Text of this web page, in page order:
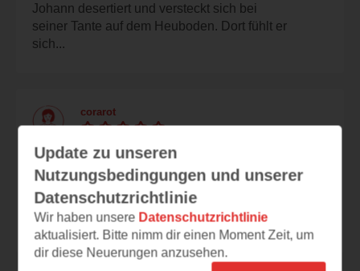
Johann desertiert und versteckt sich bei
seiner Tante auf dem Heuboden. Dort fühlt er
sich...
corarot
tragisch und spannend
Das Ende der Leseprobe ist wirklich gemein.
Schon während des Lesens ist die Angst
förmlich...
Update zu unseren
Nutzungsbedingungen und unserer
Datenschutzrichtlinie
Wir haben unsere Datenschutzrichtlinie
aktualisiert. Bitte nimm dir einen Moment Zeit, um
dir diese Neuerungen anzusehen.